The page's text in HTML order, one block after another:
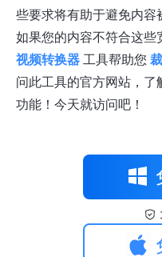
些要求将有助于避免内容
如果您的内容不符合这些
视频转换器 工具帮助您
问此工具的官方网站，
功能！今天就访问吧！